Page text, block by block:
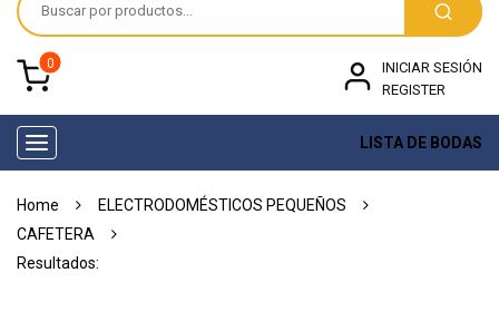
0
INICIAR SESIÓN
REGISTER
Toggle
navigation
LISTA DE BODAS
Home
ELECTRODOMÉSTICOS PEQUEÑOS
CAFETERA